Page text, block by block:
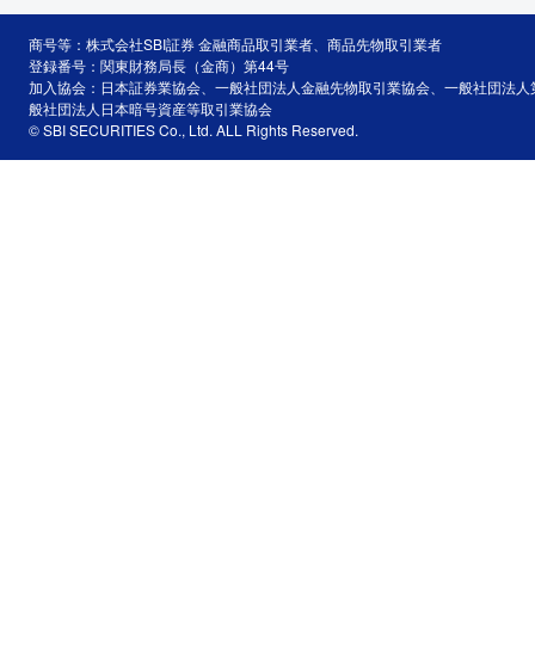
商号等：株式会社SBI証券 金融商品取引業者、商品先物取引業者
登録番号：関東財務局長（金商）第44号
加入協会：日本証券業協会、一般社団法人金融先物取引業協会、一般社団法
般社団法人日本暗号資産等取引業協会
© SBI SECURITIES Co., Ltd. ALL Rights Reserved.